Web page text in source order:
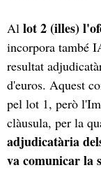
Al lot 2 (illes)
incorpora també
resultat
d'euros. Aquest
pel lot 1, però
clàusula, per la
adjudicatària
va comunicar la